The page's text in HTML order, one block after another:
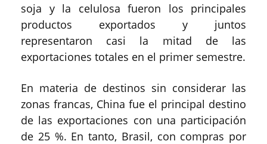
soja y la celulosa fueron los principales
productos exportados y juntos
representaron casi la mitad de las
exportaciones totales en el primer semestre.
En materia de destinos sin considerar las
zonas francas, China fue el principal destino
de las exportaciones con una participación
de 25 %. En tanto, Brasil, con compras por